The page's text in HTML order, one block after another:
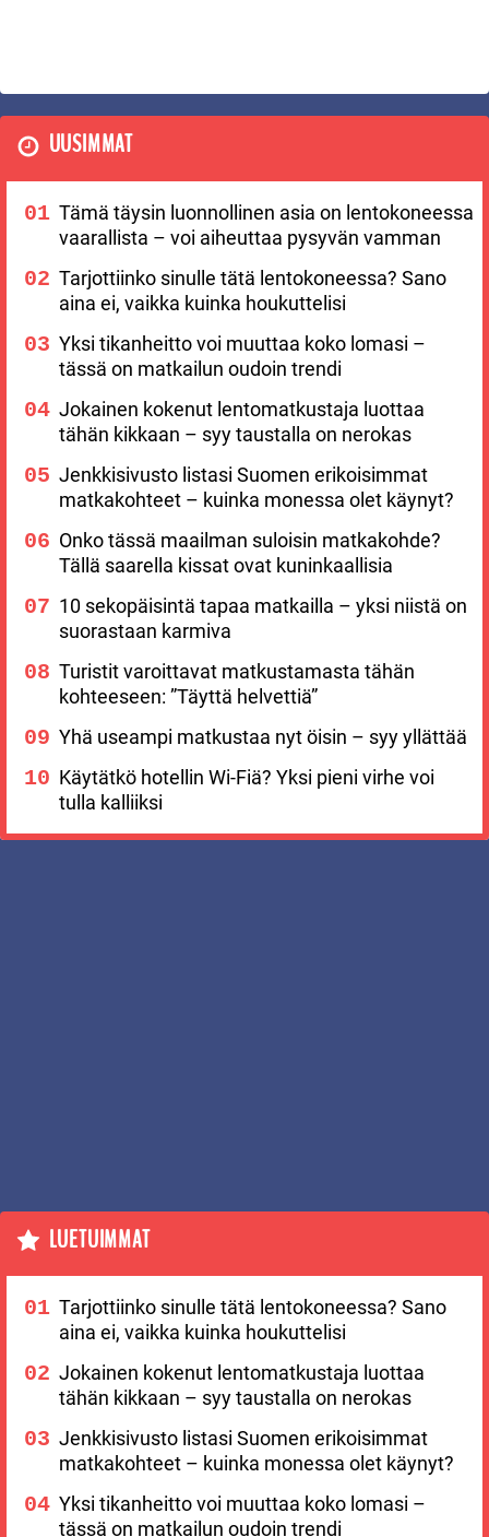
UUSIMMAT
Tämä täysin luonnollinen asia on lentokoneessa
vaarallista – voi aiheuttaa pysyvän vamman
Tarjottiinko sinulle tätä lentokoneessa? Sano
aina ei, vaikka kuinka houkuttelisi
Yksi tikanheitto voi muuttaa koko lomasi –
tässä on matkailun oudoin trendi
Jokainen kokenut lentomatkustaja luottaa
tähän kikkaan – syy taustalla on nerokas
Jenkkisivusto listasi Suomen erikoisimmat
matkakohteet – kuinka monessa olet käynyt?
Onko tässä maailman suloisin matkakohde?
Tällä saarella kissat ovat kuninkaallisia
10 sekopäisintä tapaa matkailla – yksi niistä on
suorastaan karmiva
Turistit varoittavat matkustamasta tähän
kohteeseen: ”Täyttä helvettiä”
Yhä useampi matkustaa nyt öisin – syy yllättää
Käytätkö hotellin Wi-Fiä? Yksi pieni virhe voi
tulla kalliiksi
LUETUIMMAT
Tarjottiinko sinulle tätä lentokoneessa? Sano
aina ei, vaikka kuinka houkuttelisi
Jokainen kokenut lentomatkustaja luottaa
tähän kikkaan – syy taustalla on nerokas
Jenkkisivusto listasi Suomen erikoisimmat
matkakohteet – kuinka monessa olet käynyt?
Yksi tikanheitto voi muuttaa koko lomasi –
tässä on matkailun oudoin trendi